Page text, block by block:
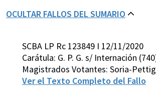
OCULTAR FALLOS DEL SUMARIO
SCBA LP Rc 123849 I 12/11/2020
Carátula: G. P. G. s/ Internación
Magistrados Votantes: Soria-
Ver el Texto Completo del Fallo